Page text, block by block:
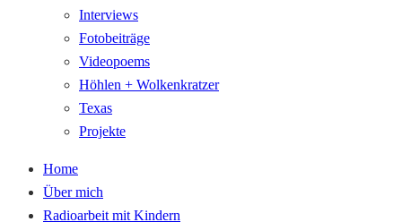
Interviews
Fotobeiträge
Videopoems
Höhlen + Wolkenkratzer
Texas
Projekte
Home
Über mich
Radioarbeit mit Kindern